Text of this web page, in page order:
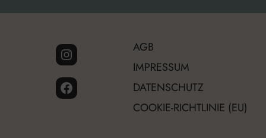
Link zur offiziellen Instagram-Seite
Link zur offiziellen Facebook-Seite
AGB
IMPRESSUM
DATENSCHUTZ
COOKIE-RICHTLINIE (EU)